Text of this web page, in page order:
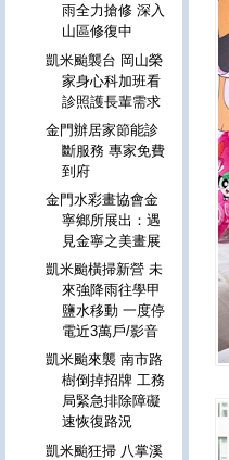
雨全力搶修 深入
山區修復中
凱米颱襲台 岡山榮
家身心科加班看
診照護長輩需求
金門辦居家節能診
斷服務 專家免費
到府
金門水彩畫協會金
寧鄉所展出：遇
見金寧之美畫展
凱米颱橫掃新營 未
來強降雨往學甲
鹽水移動 一度停
電近3萬戶/影音
凱米颱來襲 南市路
樹倒掉招牌 工務
局緊急排除障礙
速恢復路況
凱米颱狂掃 八掌溪